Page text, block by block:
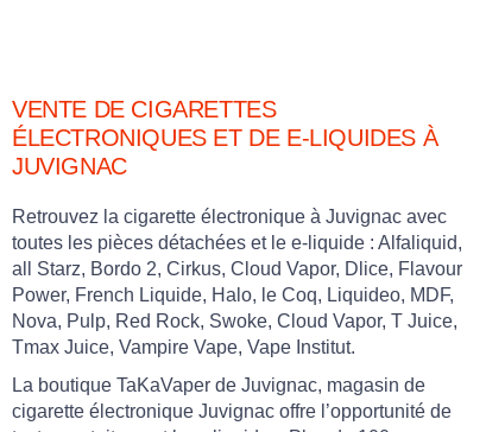
VENTE DE CIGARETTES
ÉLECTRONIQUES ET DE E-LIQUIDES À
JUVIGNAC
Retrouvez la cigarette électronique à Juvignac avec
toutes les pièces détachées et le e-liquide : Alfaliquid,
all Starz, Bordo 2, Cirkus, Cloud Vapor, Dlice, Flavour
Power, French Liquide, Halo, le Coq, Liquideo, MDF,
Nova, Pulp, Red Rock, Swoke, Cloud Vapor, T Juice,
Tmax Juice, Vampire Vape, Vape Institut.
La boutique TaKaVaper de Juvignac, magasin de
cigarette électronique Juvignac offre l’opportunité de